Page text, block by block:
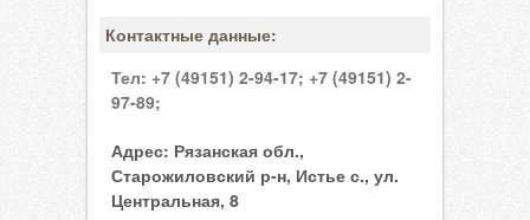
Контактные данные:
Тел: +7 (49151) 2-94-17; +7 (49151) 2-
97-89;
Адрес: Рязанская обл.,
Старожиловский р-н, Истье с., ул.
Центральная, 8